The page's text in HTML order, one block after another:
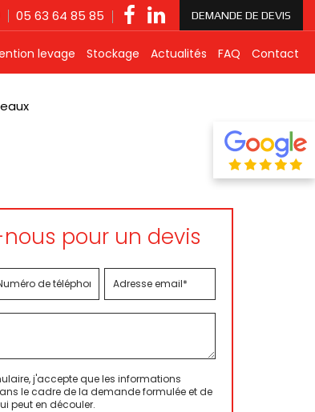
05 63 64 85 85 DEMANDE DE DEVIS
levage Stockage Actualités FAQ Contact
pour un devis
j'accepte que les informations
le cadre de la demande formulée et de
peut en découler.